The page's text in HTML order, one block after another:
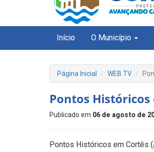
Início O Município
Página Inicial WEB TV
Pontos
Publicado em 06 de agosto de
Pontos Históricos em Cortês